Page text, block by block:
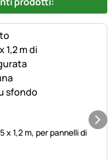
x 1,2 m, per pannelli di